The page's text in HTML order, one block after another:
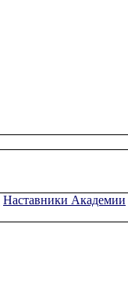
Наставники Академии